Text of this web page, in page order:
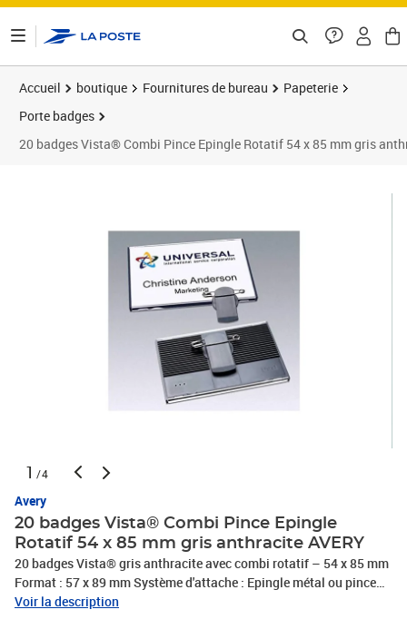
Accueil boutique Fournitures de bureau
Papeterie
Porte badges
20 badges Vista® Combi Pince Epingle Rotatif 54 x 85 mm gris
1 /4
Avery
20 badges Vista® Combi Pince Epingle
Rotatif 54 x 85 mm gris anthracite AVERY
20 badges Vista® gris anthracite avec combi rotatif – 54 x 85 mm
Format : 57 x 89 mm Système d'attache : Epingle métal ou pince
plastique pour attacher le badge à votre tenue Quantité : 20
Voir la description